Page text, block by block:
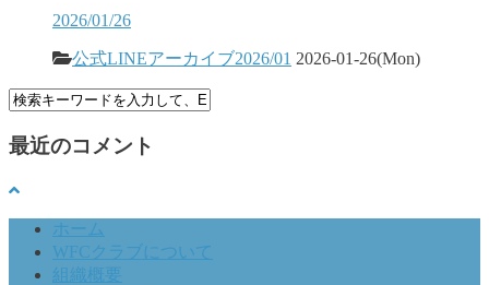
2026/01/26
公式LINEアーカイブ2026/01 2026-01-26(Mon)
最近のコメント
ホーム
WFCクラブについて
組織概要